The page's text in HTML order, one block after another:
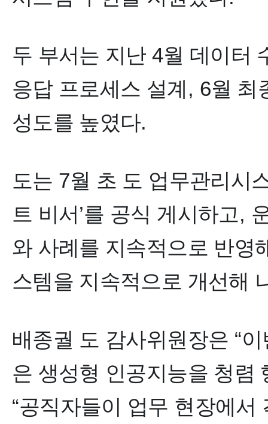
두 부서는 지난4월 데이터
응답 프로세스 설계 , 6월 최
성도를 높였다.
도는 7월 초 도 업무관리시
트 비서’를 공식 게시하고 ,
와 사례를 지속적으로 반영
스템을 지속적으로 개선해
배종궐 도 감사위원장은 “
은 생성형 인공지능을 청렴
“공직자들이 업무 현장에서